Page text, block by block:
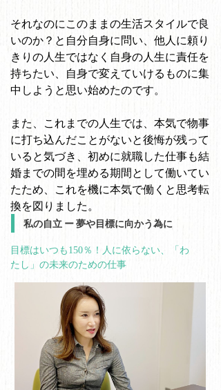
それなのにこのままの生活スタイルで良
いのか？と自分自身に問い、他人に頼り
きりの人生ではなく自身の人生に責任を
持ちたい、自身で変えていけるものに集
中しようと思い始めたのです。
また、これまでの人生では、本気で物事
に打ち込んだことがないと後悔が残って
いると気づき、初めに就職した仕事も結
婚までの間を埋める期間として働いてい
たため、これを機に本気で働くと思考転
換を図りました。
私の自立 ー 夢や目標に向かう為に
目標はいつも150％！人に依らない、「わ
たし」の未来のための仕事